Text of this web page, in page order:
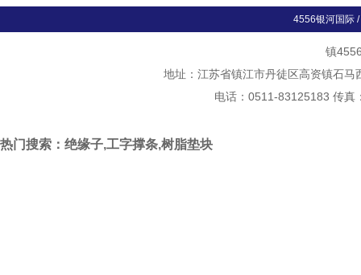
4556银河国际/
镇
地址：江苏省镇江市丹徒区高资镇石
电话：0511-83125183 传真
热门搜索：绝缘子,工字撑条,树脂垫块